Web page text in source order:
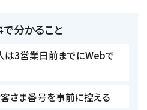
分かること
は3営業日前までにWebで
さま番号を事前に控える